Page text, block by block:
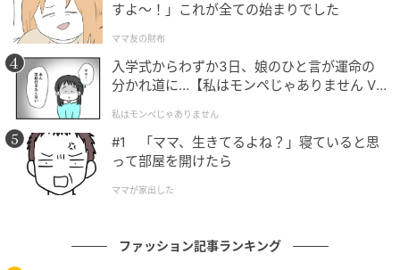
すよ〜！」これが全ての始まりでした
ママ友の財布
入学式からわずか3日、娘のひと言が運命の
分かれ道に…【私はモンペじゃありません Vo
私はモンペじゃありません
#1 「ママ、生きてるよね？」寝ていると思
って部屋を開けたら
ママが家出した
ファッション記事ランキング